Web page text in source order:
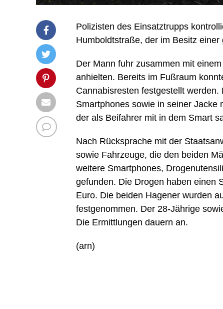
Polizisten des Einsatztrupps
Humboldtstraße, der im Besitz
Der Mann fuhr zusammen mit
anhielten. Bereits im Fußraum
Cannabisresten festgestellt
Smartphones sowie in seiner Jacke
der als Beifahrer mit in dem Smart
Nach Rücksprache mit der
sowie Fahrzeuge, die den beiden
weitere Smartphones,
gefunden. Die Drogen haben einen
Euro. Die beiden Hagener wurden
festgenommen. Der 28-Jährige
Die Ermittlungen dauern an.
(arn)